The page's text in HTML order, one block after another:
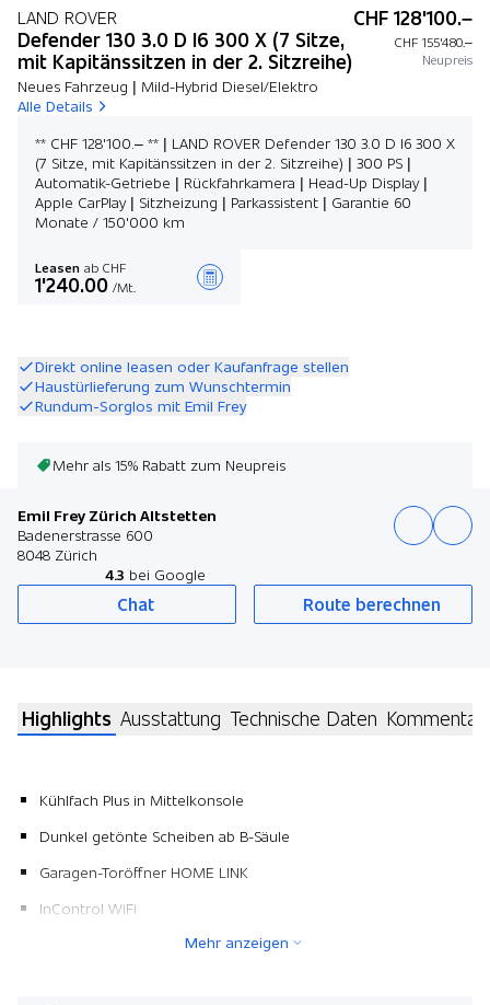
LAND ROVER
Defender 130 3.0 D I6 300 X (7 Sitze,
mit Kapitänssitzen in der 2. Sitzreihe)
Neues Fahrzeug | Mild-Hybrid Diesel/Elektro
Alle Details
CHF 128'100.–
CHF 155'480.–
Neupreis
** CHF 128'100.– ** | LAND ROVER Defender 130 3.0 D I6 300 X
(7 Sitze, mit Kapitänssitzen in der 2. Sitzreihe) | 300 PS |
Automatik-Getriebe | Rückfahrkamera | Head-Up Display |
Apple CarPlay | Sitzheizung | Parkassistent | Garantie 60
Monate / 150'000 km
Leasen ab CHF
1'240.00 /Mt.
Direkt online leasen oder Kaufanfrage stellen
Haustürlieferung zum Wunschtermin
Rundum-Sorglos mit Emil Frey
Mehr als 15% Rabatt zum Neupreis
Emil Frey Zürich Altstetten
Badenerstrasse 600
8048 Zürich
4.3 bei Google
Chat Route berechnen
Highlights Ausstattung Technische Daten Kommentar
Kühlfach Plus in Mittelkonsole
Dunkel getönte Scheiben ab B-Säule
Garagen-Toröffner HOME LINK
InControl WiFi
Mehr anzeigen